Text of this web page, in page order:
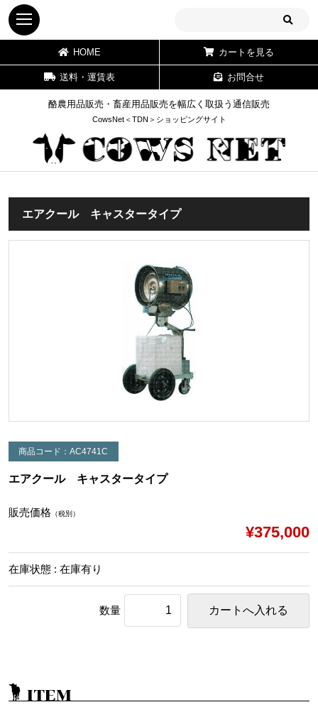
酪農用品販売・畜産用品販売を幅広く取扱う通信販売
CowsNet＜TDN＞ショッピングサイト
HOME カートを見る
送料・運賃表 お問合せ
エアクール キャスタータイプ
商品コード：AC4741C
エアクール キャスタータイプ
販売価格 （税別）
¥375,000
在庫状態 : 在庫有り
数量
ITEM